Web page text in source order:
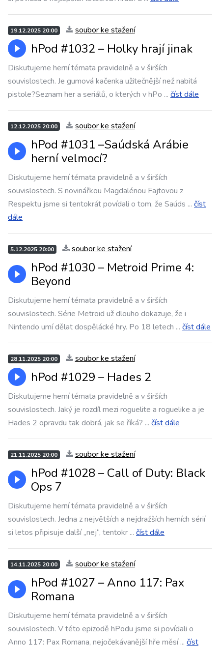
19.12.2025 20:00 soubor ke stažení
hPod #1032 – ⁠⁠⁠⁠⁠⁠Holky hrají jinak
Diskutujeme herní témata pravidelně a v širších
souvislostech. Je gumová kačenka užitečnější než nabitá
pistole?Seznam her a seriálů, o kterých v hPo ... číst dále
12.12.2025 20:00 soubor ke stažení
hPod #1031 –⁠⁠⁠⁠⁠⁠Saúdská Arábie
herní velmocí?
Diskutujeme herní témata pravidelně a v širších
souvislostech. S novinářkou Magdalénou Fajtovou z
Respektu jsme si tentokrát povídali o tom, že Saúds ... číst
dále
5.12.2025 20:00 soubor ke stažení
hPod #1030 –⁠⁠⁠⁠⁠⁠ Metroid Prime 4:
Beyond
Diskutujeme herní témata pravidelně a v širších
souvislostech. Série Metroid už dlouho dokazuje, že i
Nintendo umí dělat dospělácké hry. Po 18 letech ... číst dále
28.11.2025 20:00 soubor ke stažení
hPod #1029 –⁠⁠⁠⁠⁠⁠ Hades 2
Diskutujeme herní témata pravidelně a v širších
souvislostech. Jaký je rozdíl mezi roguelite a roguelike a je
Hades 2 opravdu tak dobrá, jak se říká? ... číst dále
21.11.2025 20:00 soubor ke stažení
hPod #1028 –⁠⁠⁠⁠⁠⁠ Call of Duty: Black
Ops 7
Diskutujeme herní témata pravidelně a v širších
souvislostech. Jedna z největších a nejdražších herních sérií
si letos připisuje další „nej“, tentokr ... číst dále
14.11.2025 20:00 soubor ke stažení
hPod #1027 –⁠⁠⁠⁠⁠⁠ Anno 117: Pax
Romana
Diskutujeme herní témata pravidelně a v širších
souvislostech. V této epizodě hPodu jsme si povídali o
Anno 117: Pax Romana, nejočekávanější hře měsí... číst